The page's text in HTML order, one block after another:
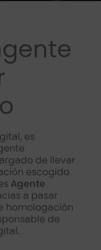
es
de llevar
escogido
Agente
a pasar
homologación
de